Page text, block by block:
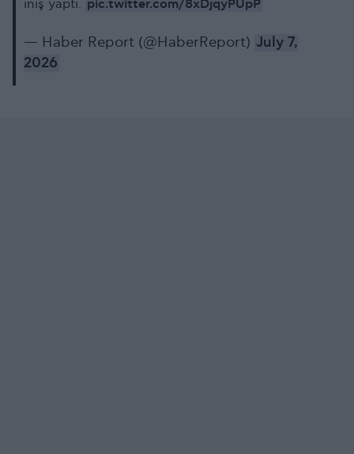
iniş yaptı. pic.twitter.com/8xDjqyPUpP
— Haber Report (@HaberReport) July 7,
2026